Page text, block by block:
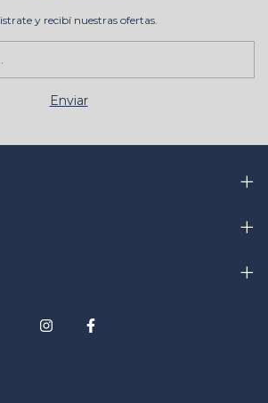
y recibí nuestras ofertas.